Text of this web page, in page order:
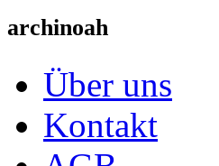
archinoah
Über uns
Kontakt